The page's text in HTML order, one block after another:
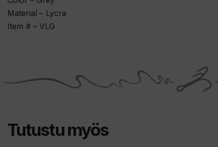
Material – Lycra
Item # – VLG
Tutustu myös